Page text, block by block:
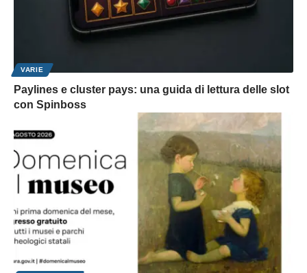
VARIE
Paylines e cluster pays: una guida di lettura delle slot
con Spinboss